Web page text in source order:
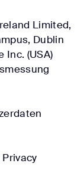
Limited,
Dublin
Inc. (USA)